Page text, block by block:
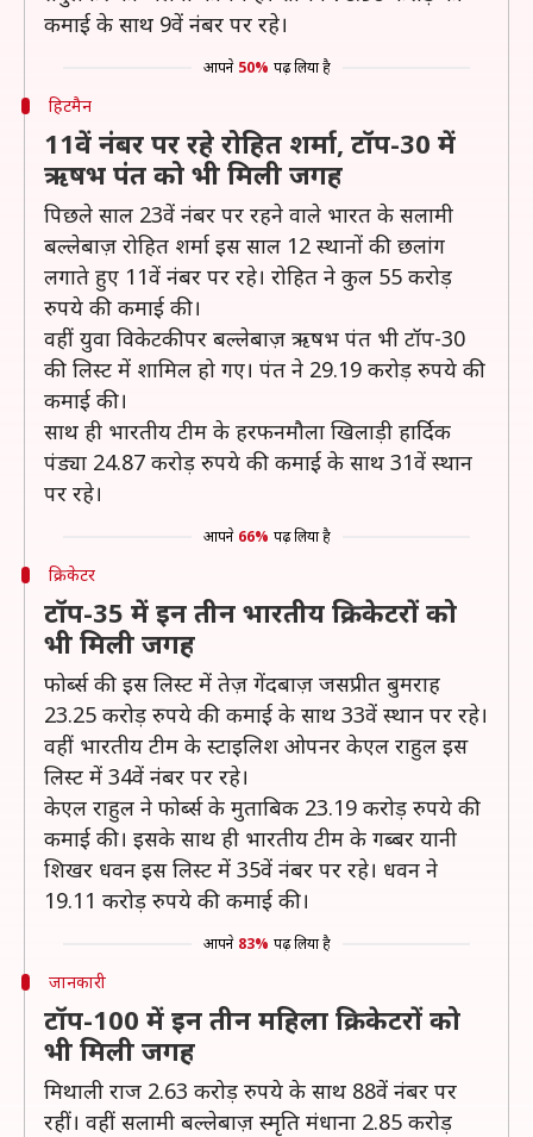
कमाई के साथ 9वें नंबर पर रहे।
आपने 50% पढ़ लिया है
हिटमैन
11वें नंबर पर रहे रोहित शर्मा, टॉप-30 में
ऋषभ पंत को भी मिली जगह
पिछले साल 23वें नंबर पर रहने वाले भारत के सलामी
बल्लेबाज़ रोहित शर्मा इस साल 12 स्थानों की छलांग
लगाते हुए 11वें नंबर पर रहे। रोहित ने कुल 55 करोड़
रुपये की कमाई की।
वहीं युवा विकेटकीपर बल्लेबाज़ ऋषभ पंत भी टॉप-30
की लिस्ट में शामिल हो गए। पंत ने 29.19 करोड़ रुपये की
कमाई की।
साथ ही भारतीय टीम के हरफनमौला खिलाड़ी हार्दिक
पंड्या 24.87 करोड़ रुपये की कमाई के साथ 31वें स्थान
पर रहे।
आपने 66% पढ़ लिया है
क्रिकेटर
टॉप-35 में इन तीन भारतीय क्रिकेटरों को
भी मिली जगह
फोर्ब्स की इस लिस्ट में तेज़ गेंदबाज़ जसप्रीत बुमराह
23.25 करोड़ रुपये की कमाई के साथ 33वें स्थान पर रहे।
वहीं भारतीय टीम के स्टाइलिश ओपनर केएल राहुल इस
लिस्ट में 34वें नंबर पर रहे।
केएल राहुल ने फोर्ब्स के मुताबिक 23.19 करोड़ रुपये की
कमाई की। इसके साथ ही भारतीय टीम के गब्बर यानी
शिखर धवन इस लिस्ट में 35वें नंबर पर रहे। धवन ने
19.11 करोड़ रुपये की कमाई की।
आपने 83% पढ़ लिया है
जानकारी
टॉप-100 में इन तीन महिला क्रिकेटरों को
भी मिली जगह
मिथाली राज 2.63 करोड़ रुपये के साथ 88वें नंबर पर
रहीं। वहीं सलामी बल्लेबाज़ स्मृति मंधाना 2.85 करोड़